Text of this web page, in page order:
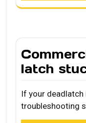
latch
If your deadlatch
troubleshooting